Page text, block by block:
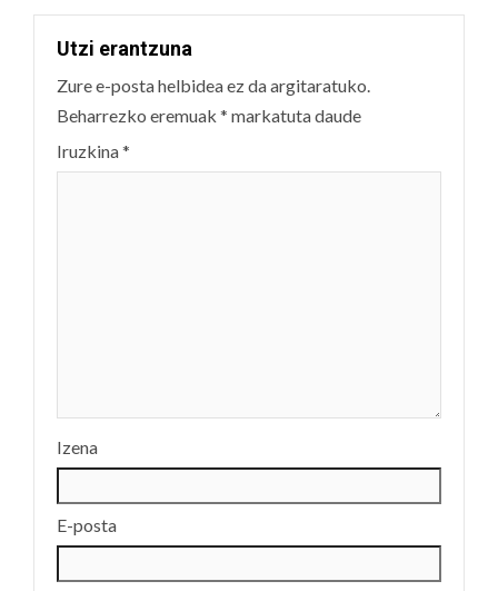
Utzi erantzuna
Zure e-posta helbidea ez da argitaratuko.
Beharrezko eremuak * markatuta daude
Iruzkina*
Izena
E-posta